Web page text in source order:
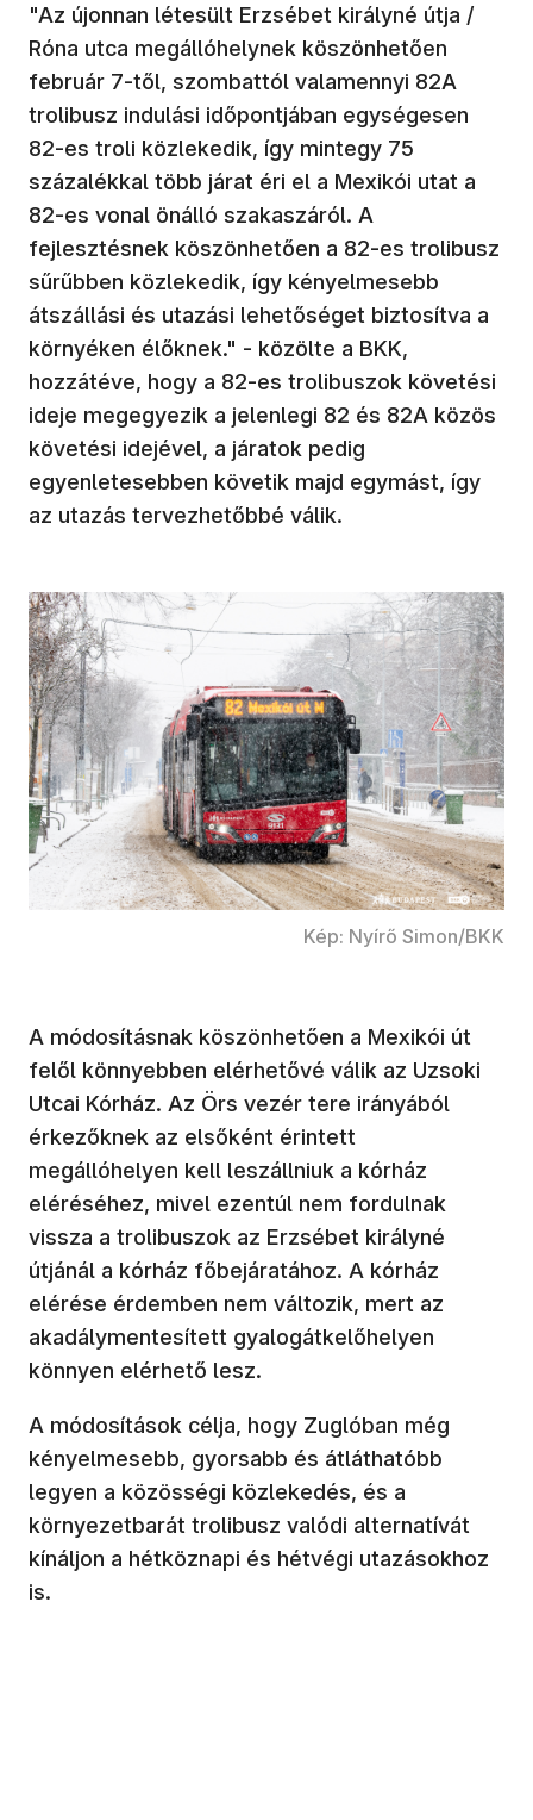
"Az újonnan létesült Erzsébet királyné útja /
Róna utca megállóhelynek köszönhetően
február 7-től, szombattól valamennyi 82A
trolibusz indulási időpontjában egységesen
82-es troli közlekedik, így mintegy 75
százalékkal több járat éri el a Mexikói utat a
82-es vonal önálló szakaszáról. A
fejlesztésnek köszönhetően a 82-es trolibusz
sűrűbben közlekedik, így kényelmesebb
átszállási és utazási lehetőséget biztosítva a
környéken élőknek." - közölte a BKK,
hozzátéve, hogy a 82-es trolibuszok követési
ideje megegyezik a jelenlegi 82 és 82A közös
követési idejével, a járatok pedig
egyenletesebben követik majd egymást, így
az utazás tervezhetőbbé válik.
Kép: Nyírő Simon/BKK
A módosításnak köszönhetően a Mexikói út
felől könnyebben elérhetővé válik az Uzsoki
Utcai Kórház. Az Örs vezér tere irányából
érkezőknek az elsőként érintett
megállóhelyen kell leszállniuk a kórház
eléréséhez, mivel ezentúl nem fordulnak
vissza a trolibuszok az Erzsébet királyné
útjánál a kórház főbejáratához. A kórház
elérése érdemben nem változik, mert az
akadálymentesített gyalogátkelőhelyen
könnyen elérhető lesz.
A módosítások célja, hogy Zuglóban még
kényelmesebb, gyorsabb és átláthatóbb
legyen a közösségi közlekedés, és a
környezetbarát trolibusz valódi alternatívát
kínáljon a hétköznapi és hétvégi utazásokhoz
is.